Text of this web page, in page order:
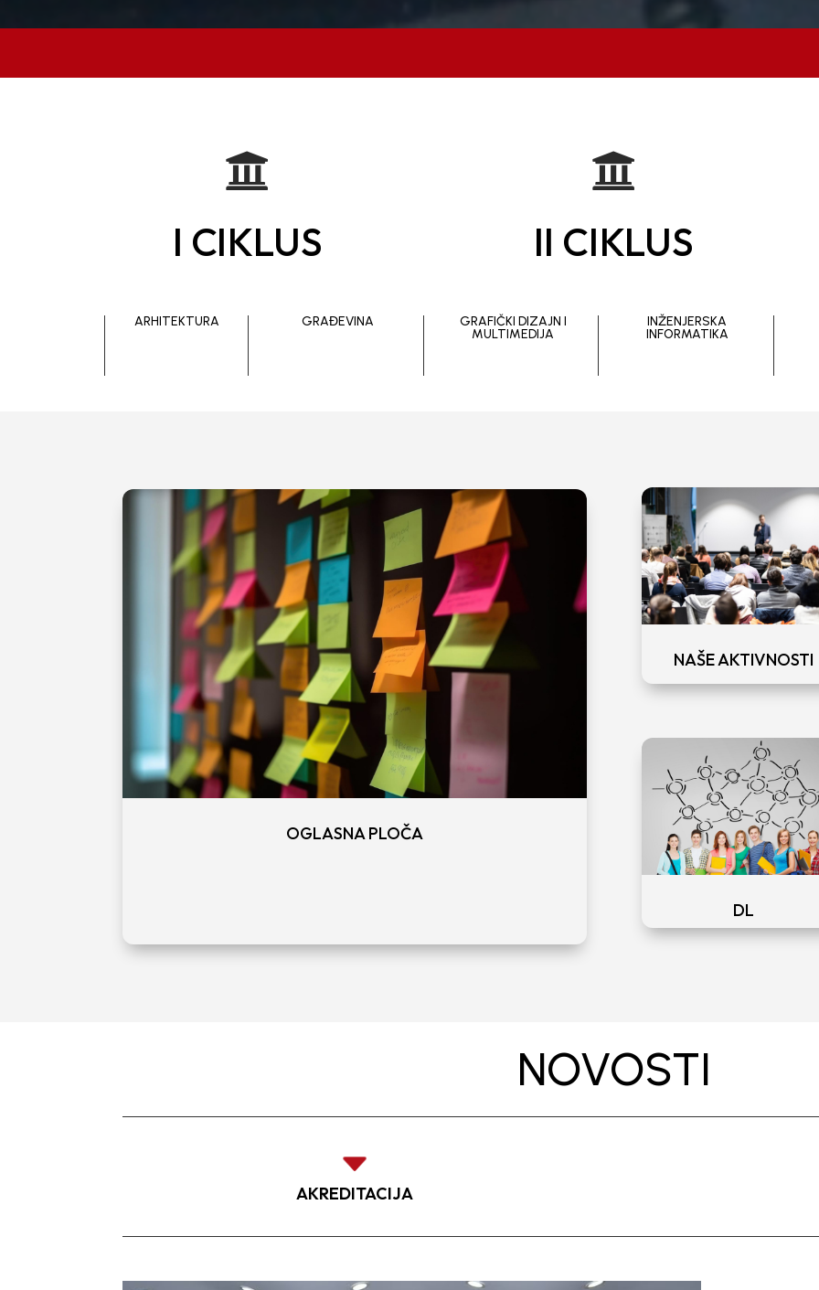

I CIKLUS

II CIKLUS
ARHITEKTURA GRAĐEVINA
GRAFIČKI DIZAJN I
MULTIMEDIJA
INŽENJERSKA
INFORMATIKA
OGLASNA PLOČA
NAŠE AKTIVNOSTI
DL
NOVOSTI
C
AKREDITACIJA